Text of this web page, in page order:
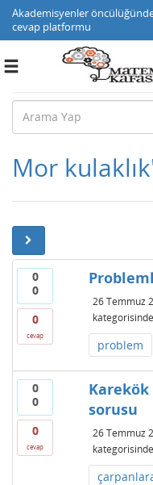
Akademisyenler
cevap platformu
Toggle
Mor
0
0
0
cevap
26 Temmuz
kategorisinde
problem
0
0
0
cevap
Karekök
sorusu
26 Temmuz
kategorisinde